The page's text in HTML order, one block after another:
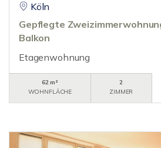
Köln
Gepflegte
Balkon
Etagenwohnung
62 m²
WOHNFLÄCHE
2
ZIMMER